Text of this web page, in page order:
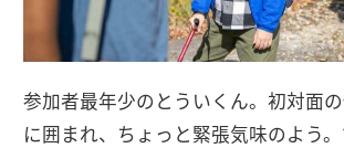
参加者最年少のとういくん。初対面
に囲まれ、ちょっと緊張気味のよう